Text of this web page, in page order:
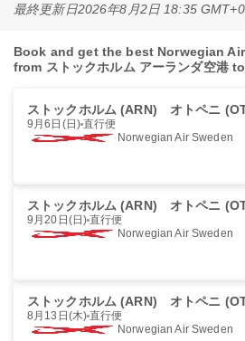
最終更新日2026年8月2日 18:35 GMT+0
Book and get the best Norwegian
from ストックホルム アーランダ空港
ストックホルム (ARN) オトペニ
9月6日(日) 直行便
Norwegian Air Sweden
ストックホルム (ARN) オトペニ
9月20日(日) 直行便
Norwegian Air Sweden
ストックホルム (ARN) オトペニ
8月13日(木) 直行便
Norwegian Air Sweden